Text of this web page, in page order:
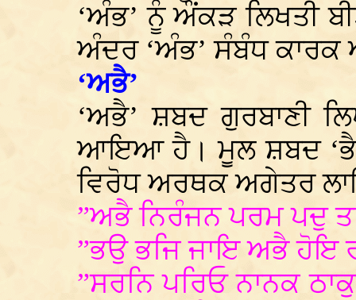
‘ਅੰਭ’ ਨੂੰ ਔਂਕੜ ਲਿਖਤੀ
ਅੰਦਰ ‘ਅੰਭ’ ਸੰਬੰਧ ਕਾਰਕ
‘ਅਭੈ’
‘ਅਭੈ’ ਸ਼ਬਦ ਗੁਰਬਾਣੀ
ਆਇਆ ਹੈ। ਮੂਲ ਸ਼ਬਦ ‘ਭੈ’
ਵਿਰੋਧ ਅਰਥਕ ਅਗੇਤਰ
”ਅਭੈ ਨਿਰੰਜਨ ਪਰਮ ਪਦੁ
”ਭਉ ਭਜਿ ਜਾਇ ਅਭੈ ਹੋਇ
”ਸਰਨਿ ਪਰਿਓ ਨਾਨਕ